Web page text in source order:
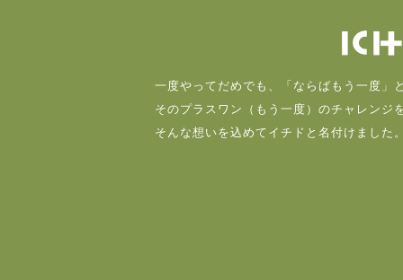
一度やってだめでも、「ならばもう一度」
そのプラスワン（もう一度）のチャレンジ
そんな想いを込めてイチドと名付けました